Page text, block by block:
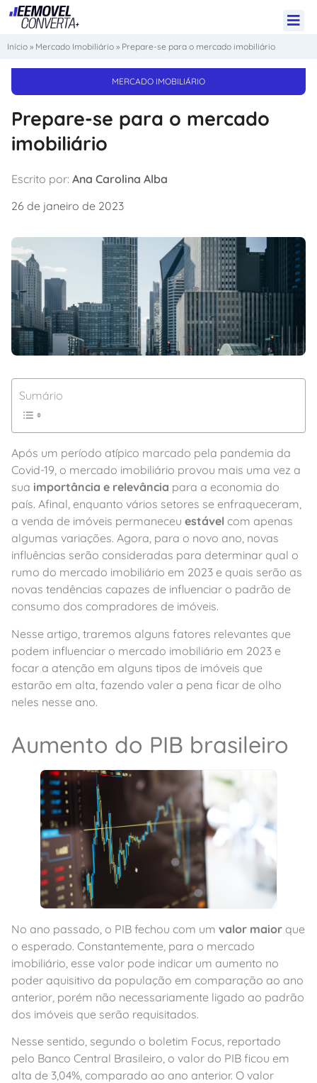
Início » Mercado Imobiliário » Prepare-se para o mercado imobiliário
MERCADO IMOBILIÁRIO
Prepare-se para o mercado
imobiliário
Escrito por: Ana Carolina Alba
26 de janeiro de 2023
Sumário
Após um período atípico marcado pela pandemia da
Covid-19, o mercado imobiliário provou mais uma vez a
sua importância e relevância para a economia do
país. Afinal, enquanto vários setores se enfraqueceram,
a venda de imóveis permaneceu estável com apenas
algumas variações. Agora, para o novo ano, novas
influências serão consideradas para determinar qual o
rumo do mercado imobiliário em 2023 e quais serão as
novas tendências capazes de influenciar o padrão de
consumo dos compradores de imóveis.
Nesse artigo, traremos alguns fatores relevantes que
podem influenciar o mercado imobiliário em 2023 e
focar a atenção em alguns tipos de imóveis que
estarão em alta, fazendo valer a pena ficar de olho
neles nesse ano.
Aumento do PIB brasileiro
No ano passado, o PIB fechou com um valor maior que
o esperado. Constantemente, para o mercado
imobiliário, esse valor pode indicar um aumento no
poder aquisitivo da população em comparação ao ano
anterior, porém não necessariamente ligado ao padrão
dos imóveis que serão requisitados.
Nesse sentido, segundo o boletim Focus, reportado
pelo Banco Central Brasileiro, o valor do PIB ficou em
alta de 3,04%, comparado ao ano anterior. O valor